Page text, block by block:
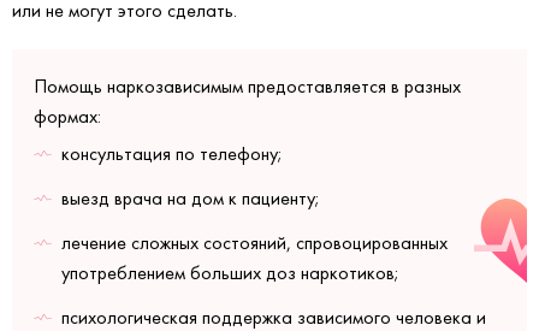
или не могут этого сделать.
Помощь наркозависимым предоставляется в разных
формах:​​​​​​
консультация по телефону;
выезд врача на дом к пациенту;
лечение сложных состояний, спровоцированных
употреблением больших доз наркотиков;
психологическая поддержка зависимого человека и